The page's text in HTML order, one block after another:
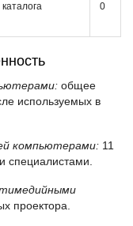
0
общее
используемых в
компьютерами: 11
специалистами.
проектора.